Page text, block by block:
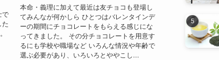
で
本命・義理に加えて最近は友チョコも登場し
てみんなが何かしら ひとつはバレンタインデ
ーの期間にチョコレートをもらえる感じにな
ってきました。 その分チョコレートを用意す
るにも学校や職場など いろんな情況や年齢で
選ぶ必要があり、いろいろとややこし...